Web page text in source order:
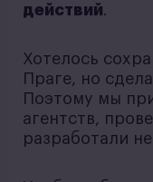
действий.
Хотелось
Праге, но
Поэтому мы
агентств,
разработали